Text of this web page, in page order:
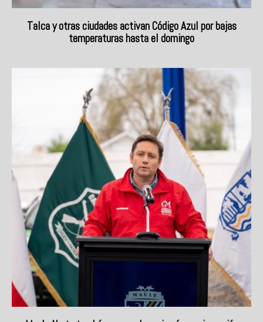
Talca y otras ciudades activan Código Azul por bajas
temperaturas hasta el domingo